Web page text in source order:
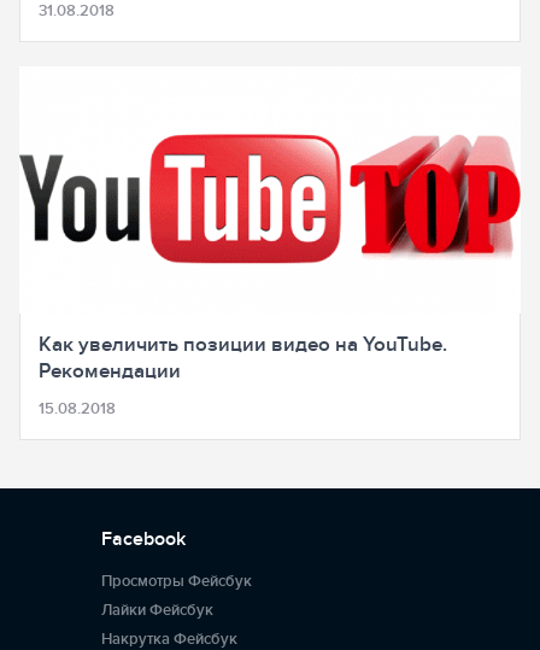
31.08.2018
Как увеличить позиции видео на YouTube.
Рекомендации
15.08.2018
Facebook
Просмотры Фейсбук
Лайки Фейсбук
Накрутка Фейсбук